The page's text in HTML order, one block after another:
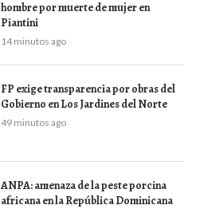
hombre por muerte de mujer en
Piantini
14 minutos ago
FP exige transparencia por obras del
Gobierno en Los Jardines del Norte
49 minutos ago
ANPA: amenaza de la peste porcina
africana en la República Dominicana